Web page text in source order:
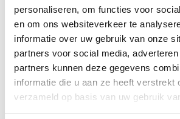
personaliseren, om functies voor
en om ons websiteverkeer te
informatie over uw gebruik van onze
partners voor social media,
partners kunnen deze gegevens
informatie die u aan ze heeft verstrekt
verzameld op basis van uw gebruik
Artikelnummer 71110389
SKU
EAN